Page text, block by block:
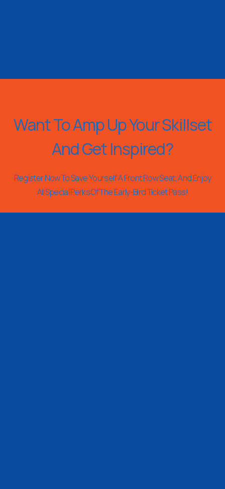
Want To Amp Up Your Skillset
And Get Inspired?
Register Now To Save Yourself A Front Row Seat, And Enjoy
All Special Perks Of The Early-Bird Ticket Pass!